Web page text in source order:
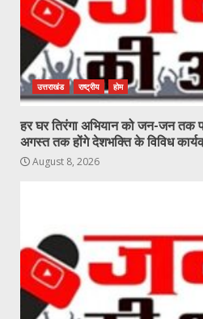
उत्तराखंड राष्ट्रीय होम
हर घर तिरंगा अभियान को जन-जन तक
अगस्त तक होंगे देशभक्ति के विविध
August 8, 2026